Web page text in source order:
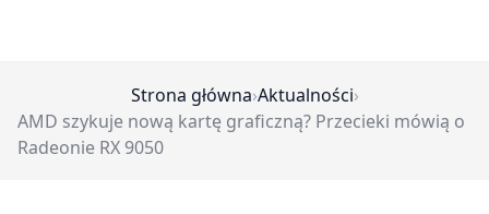
Strona główna›Aktualności›
AMD szykuje nową kartę graficzną? Przecieki mówią o
Radeonie RX 9050